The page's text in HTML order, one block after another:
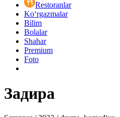
Restoranlar
Ko‘rgazmalar
Bilim
Bolalar
Shahar
Premium
Foto
Задира